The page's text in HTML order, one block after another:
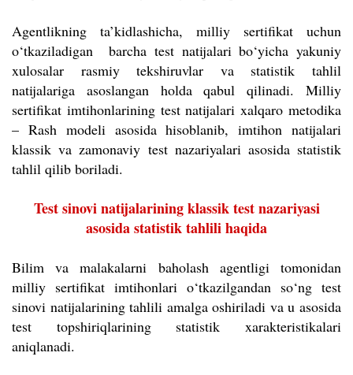
Agentlikning ta’kidlashicha, milliy sertifikat uchun
o‘tkaziladigan barcha test natijalari bo‘yicha yakuniy
xulosalar rasmiy tekshiruvlar va statistik tahlil
natijalariga asoslangan holda qabul qilinadi. Milliy
sertifikat imtihonlarining test natijalari xalqaro metodika
– Rash modeli asosida hisoblanib, imtihon natijalari
klassik va zamonaviy test nazariyalari asosida statistik
tahlil qilib boriladi.
Test sinovi natijalarining klassik test nazariyasi
asosida statistik tahlili haqida
Bilim va malakalarni baholash agentligi tomonidan
milliy sertifikat imtihonlari o‘tkazilgandan so‘ng test
sinovi natijalarining tahlili amalga oshiriladi va u asosida
test topshiriqlarining statistik xarakteristikalari
aniqlanadi.